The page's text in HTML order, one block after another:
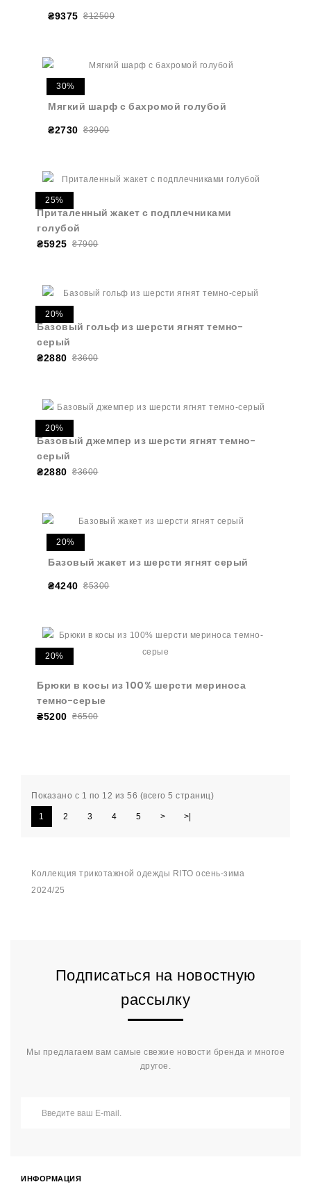
₴9375 ₴12500
30%
Мягкий шарф с бахромой голубой
₴2730 ₴3900
25%
Приталенный жакет с подплечниками
голубой
₴5925 ₴7900
20%
Базовый гольф из шерсти ягнят темно-
серый
₴2880 ₴3600
20%
Базовый джемпер из шерсти ягнят темно-
серый
₴2880 ₴3600
20%
Базовый жакет из шерсти ягнят серый
₴4240 ₴5300
20%
Брюки в косы из 100% шерсти мериноса
темно-серые
₴5200 ₴6500
Показано с 1 по 12 из 56 (всего 5 страниц)
1 2 3 4 5 > >|
Коллекция трикотажной одежды RITO осень-зима
2024/25
Подписаться на новостную
рассылку
Мы предлагаем вам самые свежие новости бренда и многое
другое.
ИНФОРМАЦИЯ